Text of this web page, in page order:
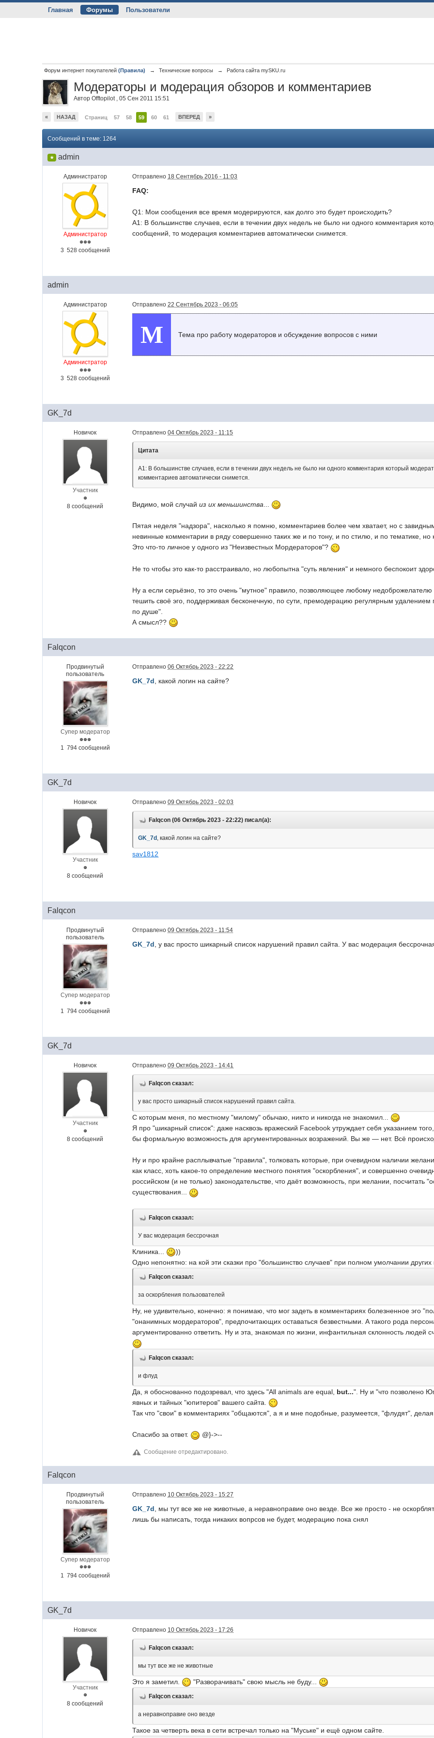
Главная Форумы Пользователи
Форум интернет покупателей (Правила) → Технические вопросы → Работа сайта mySKU.ru
Модераторы и модерация обзоров и комментариев
АвторOfftopilot ,05 Сен 2011 15:51
« НАЗАД Страниц 57 58 59 60 61 ВПЕРЕД »
Сообщений в теме: 1264
★ admin
Администратор
Администратор
3 528 сообщений
Отправлено 18 Сентябрь 2016 - 11:03
FAQ:
Q1: Мои сообщения все время модерируются, как долго это будет происходить?
A1: В большинстве случаев, если в течении двух недель не было ни одного комментария
сообщений, то модерация комментариев автоматически снимется.
admin
Администратор
Администратор
3 528 сообщений
Отправлено22 Сентябрь 2023 - 06:05
M Тема про работу модераторов и обсуждение вопросов с ними
GK_7d
Новичок
Участник
8 сообщений
Отправлено04 Октябрь 2023 - 11:15
Цитата
A1: В большинстве случаев, если в течении двух недель не было ни одного комментария который
комментариев автоматически снимется.
Видимо, мой случайиз их меньшинства
Пятая неделя "надзора", насколько я помню, комментариев более чем хватает, но с
невинные комментарии в ряду совершенно таких же и по тону, и по стилю, и по тематике,
Это что-то личное у одного из "Неизвестных Мордераторов"?
Не то чтобы это как-то расстраивало, но любопытна "суть явления" и немного беспокоит
Ну а если серьёзно, то это очень "мутное" правило, позволяющее любому недоброжелателю
тешить своё эго, поддерживая бесконечную, по сути, премодерацию регулярным
по душе".
А смысл??
Falqcon
Продвинутый
пользователь
Супер модератор
1 794 сообщений
Отправлено06 Октябрь 2023 - 22:22
GK_7d , какой логин на сайте?
GK_7d
Новичок
Участник
8 сообщений
Отправлено09 Октябрь 2023 - 02:03
Falqcon (06 Октябрь 2023 - 22:22) писал(а):
GK_7d , какой логин на сайте?
sav1812
Falqcon
Продвинутый
пользователь
Супер модератор
1 794 сообщений
Отправлено09 Октябрь 2023 - 11:54
GK_7d , у вас просто шикарный список нарушений правил сайта. У вас модерация
GK_7d
Новичок
Участник
8 сообщений
Отправлено09 Октябрь 2023 - 14:41
Falqcon сказал:
у вас просто шикарный список нарушений правил сайта.
С которым меня, по местному "милому" обычаю, никто и никогда не знакомил...
Я про "шикарный список": даже насквозь вражеский Facebook утруждает себя указанием
бы формальную возможность для аргументированных возражений. Вы же — нет. Всё
Ну и про крайне расплывчатые "правила", толковать которые, при очевидном наличии
как класс, хоть какое-то определение местного понятия "оскорбления", и совершенно
российском (и не только) законодательстве, что даёт возможность, при желании, посчитать
существования...
Falqcon сказал:
У вас модерация бессрочная
Клиника...
))
Одно непонятно: на кой эти сказки про "большинство случаев" при полном умолчании других
Falqcon сказал:
за оскорбления пользователей
Ну, не удивительно, конечно: я понимаю, что мог задеть в комментариях болезненное эго
"онанимных мордераторов", предпочитающих оставаться безвестными. A такого рода
аргументированно ответить. Ну и эта, знакомая по жизни, инфантильная склонность людей
Falqcon сказал:
и флуд
Да, я обоснованно подозревал, что здесь "All animals are equal, but...". Ну и "что позволено
явных и тайных "юпитеров" вашего сайта.
Так что "свои" в комментариях "общаются", а я и мне подобные, разумеется, "флудят",
Спасибо за ответ. @}->--
Сообщение отредактировано.
Falqcon
Продвинутый
пользователь
Супер модератор
1 794 сообщений
Отправлено 10 Октябрь 2023 - 15:27
GK_7d , мы тут все же не животные, а неравноправие оно везде. Все же просто - не
лишь бы написать, тогда никаких вопрсов не будет, модерацию пока снял
GK_7d
Новичок
Участник
8 сообщений
Отправлено 10 Октябрь 2023 - 17:26
Falqcon сказал:
мы тут все же не животные
Это я заметил. "Разворачивать" свою мысль не буду...
Falqcon сказал:
а неравноправие оно везде
Такое за четверть века в сети встречал только на "Муське" и ещё одном сайте.